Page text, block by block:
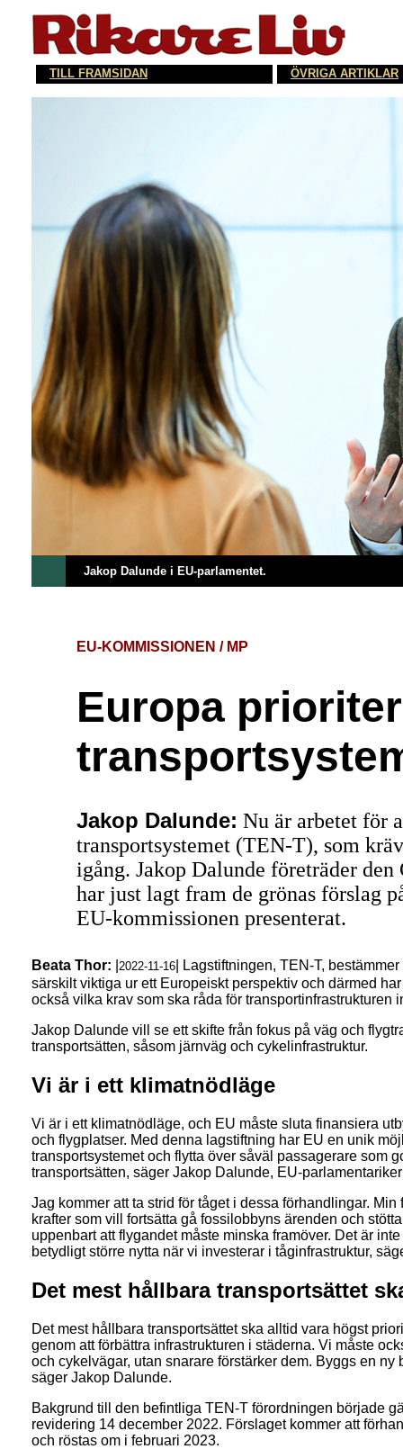
TILL FRAMSIDAN ÖVRIGA ARTIKLAR
Jakop Dalunde i EU-parlamentet.
EU-KOMMISSIONEN / MP
Europa
Jakop Dalunde: Nu är arbetet för
transportsystemet (TEN-T), som
igång. Jakop Dalunde företräder
har just lagt fram de grönas förslag
EU-kommissionen presenterat.
Beata Thor: 2022-11-16 | Lagstiftningen, TEN-T,
särskilt viktiga ur ett Europeiskt perspektiv och därmed
också vilka krav som ska råda för transportinfrastrukturen
Jakop Dalunde vill se ett skifte från fokus på väg och
transportsätten, såsom järnväg och cykelinfrastruktur.
Vi är i ett klimatnödläge
Vi är i ett klimatnödläge, och EU måste sluta finansiera
och flygplatser. Med denna lagstiftning har EU en unik
transportsystemet och flytta över såväl passagerare som
transportsätten, säger Jakop Dalunde, EU-
Jag kommer att ta strid för tåget i dessa förhandlingar.
krafter som vill fortsätta gå fossilobbyns ärenden och
uppenbart att flygandet måste minska framöver. Det är
betydligt större nytta när vi investerar i tåginfrastruktur,
Det mest hållbara transportsättet
Det mest hållbara transportsättet ska alltid vara högst
genom att förbättra infrastrukturen i städerna. Vi måste
och cykelvägar, utan snarare förstärker dem. Byggs en
säger Jakop Dalunde.
Bakgrund till den befintliga TEN-T förordningen började
revidering 14 december 2022. Förslaget kommer att
och röstas om i februari 2023.